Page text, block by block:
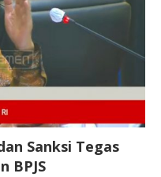
Sanksi Tegas
BPJS